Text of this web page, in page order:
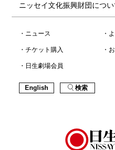
ニッセイ文化振興財団につい
ニュース
チケット購入
日生劇場会員
English 検索